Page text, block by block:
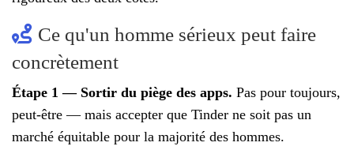
Ce qu'un homme sérieux peut faire
concrètement
Étape 1 — Sortir du piège des apps. Pas pour toujours,
peut-être — mais accepter que Tinder ne soit pas un
marché équitable pour la majorité des hommes.